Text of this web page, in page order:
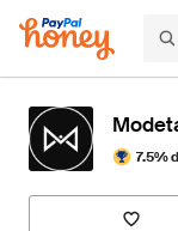
7.5%